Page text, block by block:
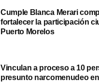
Cumple Blanca Merari
fortalecer la participación
Puerto Morelos
Vinculan a proceso a 10
presunto narcomenudeo